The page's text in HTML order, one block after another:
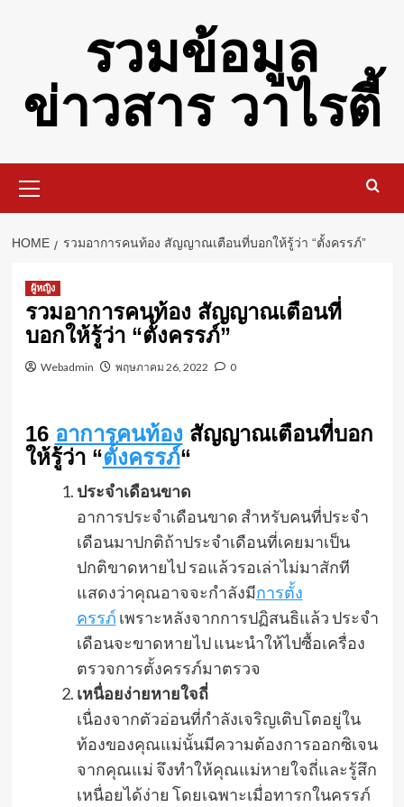
รวมข้อมูล
ข่าวสาร วาไรตี้
Menu
HOME รวมอาการคนท้อง สัญญาณเตือนที่บอกให้รู้ว่า “ตั้งครรภ์”
ผู้หญิง
รวมอาการคนท้อง สัญญาณเตือนที่
บอกให้รู้ว่า “ตั้งครรภ์”
Webadmin พฤษภาคม 26, 2022 0
16 อาการคนท้อง สัญญาณเตือนที่บอก
ให้รู้ว่า “ตั้งครรภ์“
ประจำเดือนขาด
อาการประจำเดือนขาด สำหรับคนที่ประจำ
เดือนมาปกติถ้าประจำเดือนที่เคยมาเป็น
ปกติขาดหายไป รอแล้วรอเล่าไม่มาสักที
แสดงว่าคุณอาจจะกำลังมีการตั้ง
ครรภ์ เพราะหลังจากการปฏิสนธิแล้ว ประจำ
เดือนจะขาดหายไป แนะนำให้ไปซื้อเครื่อง
ตรวจการตั้งครรภ์มาตรวจ
เหนื่อยง่ายหายใจถี่
เนื่องจากตัวอ่อนที่กำลังเจริญเติบโตอยู่ใน
ท้องของคุณแม่นั้นมีความต้องการออกซิเจน
จากคุณแม่ จึงทำให้คุณแม่หายใจถี่และรู้สึก
เหนื่อยได้ง่าย โดยเฉพาะเมื่อทารกในครรภ์